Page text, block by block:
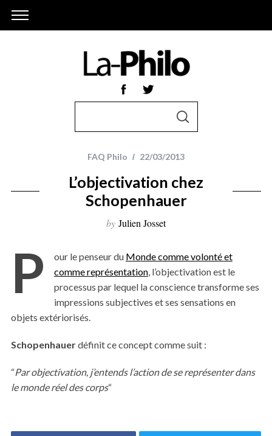
h
S
C
H
FAQ Philo 22/03/2013
L’objectivation chez
Schopenhauer
by Julien Josset
P our le penseur du Monde comme volonté et
comme représentation, l’objectivation est le
processus par lequel la conscience transforme ses
impressions subjectives et ses sensations en
objets extériorisés.
Schopenhauerdéfinit ce concept comme suit :
“Par objectivation, j’entends l’action de se représenter dans
le monde réel des corps“